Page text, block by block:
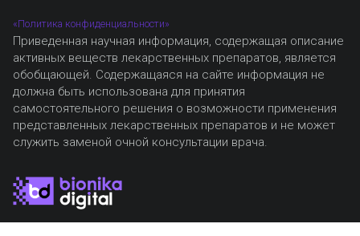
«Политика конфиденциальности»
Приведенная научная информация, содержащая описание
активных веществ лекарственных препаратов, является
обобщающей. Содержащаяся на сайте информация не
должна быть использована для принятия
самостоятельного решения о возможности применения
представленных лекарственных препаратов и не может
служить заменой очной консультации врача.